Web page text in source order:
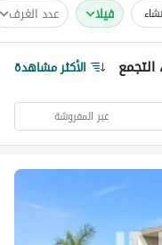
فیلا عدد الغرف
الأكثر مشاهدة
غير المفروشة